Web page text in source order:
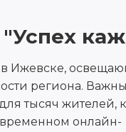
"Успех
Ижевске,
региона.
тысяч жителей,
онлайн-